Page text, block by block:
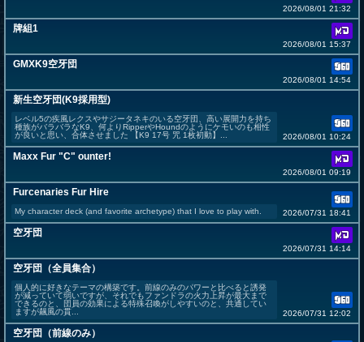
2026/08/01 21:32
牌組1
2026/08/01 15:37
GMXK9空牙団
2026/08/01 14:54
新生空牙団(K9採用型)
レベル5の疾風レクスやサジータネキのいる空牙団、高い展開力を持ち
種族がバラバラなK9、何よりRipperやHoundのようにケモいのも相性
が良いと思い、合体させました 【K9 17号 咒 1枚初動】...
2026/08/01 10:24
Maxx Fur "C" ounter!
2026/08/01 09:19
Furcenaries Fur Hire
My character deck (and favorite archetype) that I love to play with. 2026/07/31 18:41
空牙団
2026/07/31 14:14
空牙団（全員集合）
個人的に好きなテーマの構築です。前線のみのパワーと比べると誘発
が減っていて弱いですが、それでもファンドラの火力上昇が最大まで
できるのと、団員の効果による特殊召喚がしやすいのと、共通してい
ますが飆風の貫...
2026/07/31 12:02
空牙団（前線のみ）